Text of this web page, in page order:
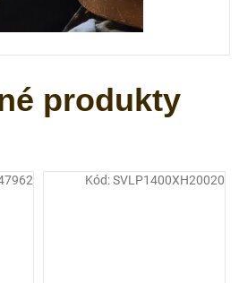
Kód:SVLP1400XH20020